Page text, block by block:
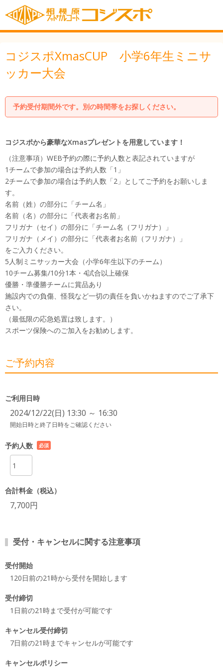
コジスポXmasCUP 小学6年生ミニサ
ッカー大会
予約受付期間外です。別の時間帯をお探しください。
コジスポから豪華なXmasプレゼントを用意しています！
（注意事項）WEB予約の際に予約人数と表記されていますが
1チームで参加の場合は予約人数「1」
2チームで参加の場合は予約人数「2」としてご予約をお願いしま
す。
名前（姓）の部分に「チーム名」
名前（名）の部分に「代表者お名前」
フリガナ（セイ）の部分に「チーム名（フリガナ）」
フリガナ（メイ）の部分に「代表者お名前（フリガナ）」
をご入力ください。
5人制ミニサッカー大会（小学6年生以下のチーム）
10チーム募集/10分1本・4試合以上確保
優勝・準優勝チームに賞品あり
施設内での負傷、怪我など一切の責任を負いかねますのでご了承下
さい。
（最低限の応急処置は致します。）
スポーツ保険へのご加入をお勧めします。
ご予約内容
ご利用日時
2024/12/22(日) 13:30 ～ 16:30
開始日時と終了日時をご確認ください
予約人数
必須
合計料金（税込）
7,700円
受付・キャンセルに関する注意事項
受付開始
120日前の21時から受付を開始します
受付締切
1日前の21時まで受付が可能です
キャンセル受付締切
7日前の21時までキャンセルが可能です
キャンセルポリシー